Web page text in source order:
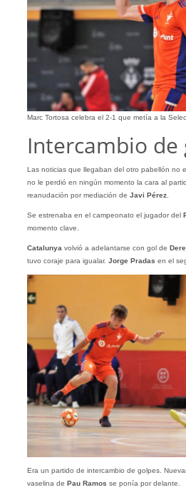
Marc Tortosa celebra el 2-1 que metía a la
Intercambio de
Las noticias que llegaban del otro pabellón no
no le perdió en ningún momento la cara al
reanudación por mediación de Javi Pérez.
Se estrenaba en el campeonato el jugador del
momento clave.
Catalunya volvió a adelantarse con gol de
tuvo coraje para igualar. Jorge Pradas en el
Era un partido de intercambio de golpes.
vaselina de Pau Ramos se ponía por delante.